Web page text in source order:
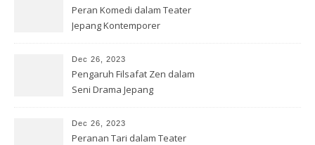
Peran Komedi dalam Teater
Jepang Kontemporer
Dec 26, 2023
Pengaruh Filsafat Zen dalam
Seni Drama Jepang
Dec 26, 2023
Peranan Tari dalam Teater